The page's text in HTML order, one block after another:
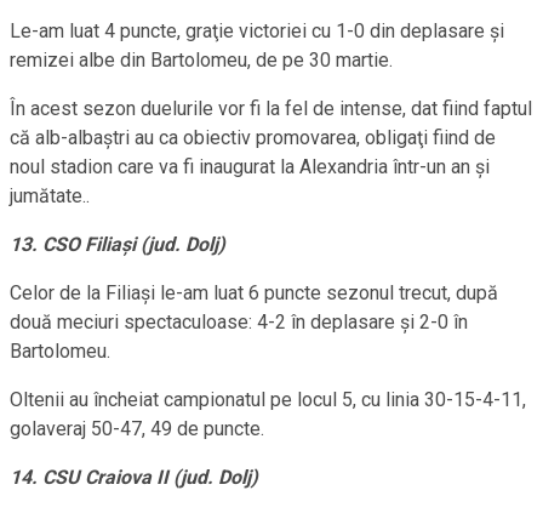
Le-am luat 4 puncte, graţie victoriei cu 1-0 din deplasare şi
remizei albe din Bartolomeu, de pe 30 martie.
În acest sezon duelurile vor fi la fel de intense, dat fiind faptul
că alb-albaştri au ca obiectiv promovarea, obligaţi fiind de
noul stadion care va fi inaugurat la Alexandria într-un an şi
jumătate..
13. CSO Filiaşi (jud. Dolj)
Celor de la Filiaşi le-am luat 6 puncte sezonul trecut, după
două meciuri spectaculoase: 4-2 în deplasare şi 2-0 în
Bartolomeu.
Oltenii au încheiat campionatul pe locul 5, cu linia 30-15-4-11,
golaveraj 50-47, 49 de puncte.
14. CSU Craiova II (jud. Dolj)